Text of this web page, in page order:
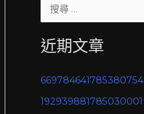
關
字
近期文章
669784641785380754
192939881785030001